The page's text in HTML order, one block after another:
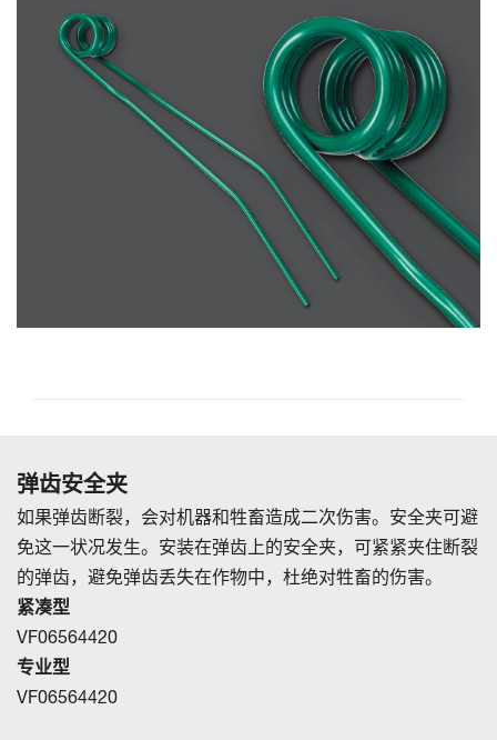
弹齿安全夹
如果弹齿断裂，会对机器和牲畜造成二次伤害。安全夹可避
免这一状况发生。安装在弹齿上的安全夹，可紧紧夹住断裂
的弹齿，避免弹齿丢失在作物中，杜绝对牲畜的伤害。
紧凑型
VF06564420
专业型
VF06564420